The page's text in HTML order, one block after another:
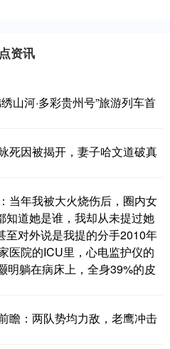
资讯
山河·多彩贵州号”旅游列车首
死因被揭开，妻子哈文道破真
当年我被大火烧伤后，圈内女
知道她是谁，我却从未提过她
至对外说是我提的分手2010年
医院的ICU里，心电监护仪的
明躺在病床上，全身39%的皮
瞻：两队势均力敌，老鹰冲击